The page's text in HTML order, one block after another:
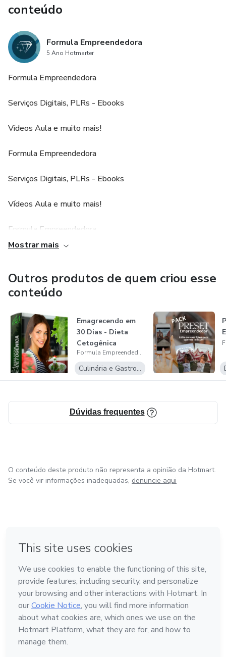
conteúdo
Formula Empreendedora
5 Ano Hotmarter
Formula Empreendedora
Serviços Digitais, PLRs - Ebooks
Vídeos Aula e muito mais!
Formula Empreendedora
Serviços Digitais, PLRs - Ebooks
Vídeos Aula e muito mais!
Formula Empreendedora
Vídeos Aula e muito mais!
Serviços Digitais, PLRs - Ebooks
Vídeos Aula e muito mais!
Formula Empreendedora
Serviços Digitais, PLRs - Ebooks
Serviços Digitais, PLRs - Ebooks
Mostrar mais
Outros produtos de quem criou esse
conteúdo
Emagrecendo em
30 Dias - Dieta
Cetogênica
Formula Empreendedora
Culinária e Gastronomia
Dúvidas frequentes
O conteúdo deste produto não representa a opinião da Hotmart.
Se você vir informações inadequadas, denuncie aqui
Feito com ❤
em Belo Horizonte
na Cidade do México
Conheça a Hotmart